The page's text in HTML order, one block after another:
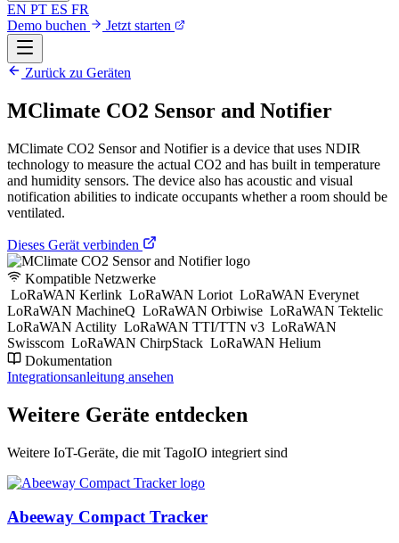
EN PT ES FR
Demo buchen
Jetzt starten
Zurück zu Geräten
MClimate CO2 Sensor and Notifier
MClimate CO2 Sensor and Notifier is a device that uses NDIR
technology to measure the actual CO2 and has built in temperature
and humidity sensors. The device also has acoustic and visual
notification abilities to indicate occupants whether a room should be
ventilated.
Dieses Gerät verbinden
Kompatible Netzwerke
LoRaWAN Kerlink LoRaWAN Loriot LoRaWAN Everynet
LoRaWAN MachineQ LoRaWAN Orbiwise LoRaWAN Tektelic
LoRaWAN Actility LoRaWAN TTI/TTN v3 LoRaWAN
Swisscom LoRaWAN ChirpStack LoRaWAN Helium
Dokumentation
Integrationsanleitung ansehen
Weitere Geräte entdecken
Weitere IoT-Geräte, die mit TagoIO integriert sind
Abeeway Compact Tracker